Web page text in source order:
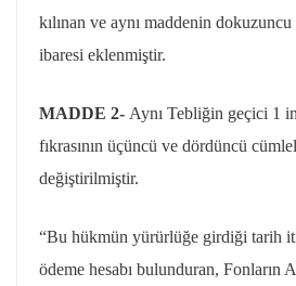
kılınan ve aynı maddenin
ibaresi eklenmiştir.
MADDE 2- Aynı Tebliğin geçici 1
fıkrasının üçüncü ve dördüncü
değiştirilmiştir.
“Bu hükmün yürürlüğe girdiği tarih
ödeme hesabı bulunduran, Fonların